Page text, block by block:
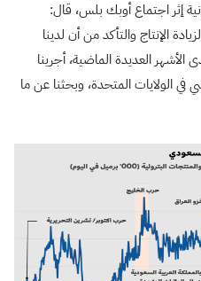
إثر اجتماع أوبك بلس، قال:
الإنتاج والتأكد من أن لدينا
العديدة الماضية، أجرينا
الولايات المتحدة، وبحثنا عن ما